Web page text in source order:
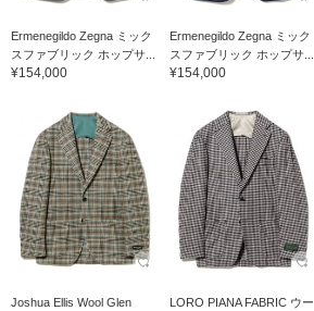
Ermenegildo Zegna ミック
スファブリック ホップサ...
¥154,000
Ermenegildo Zegna ミック
スファブリック ホップサ...
¥154,000
Joshua Ellis Wool Glen
LORO PIANA FABRIC ウー